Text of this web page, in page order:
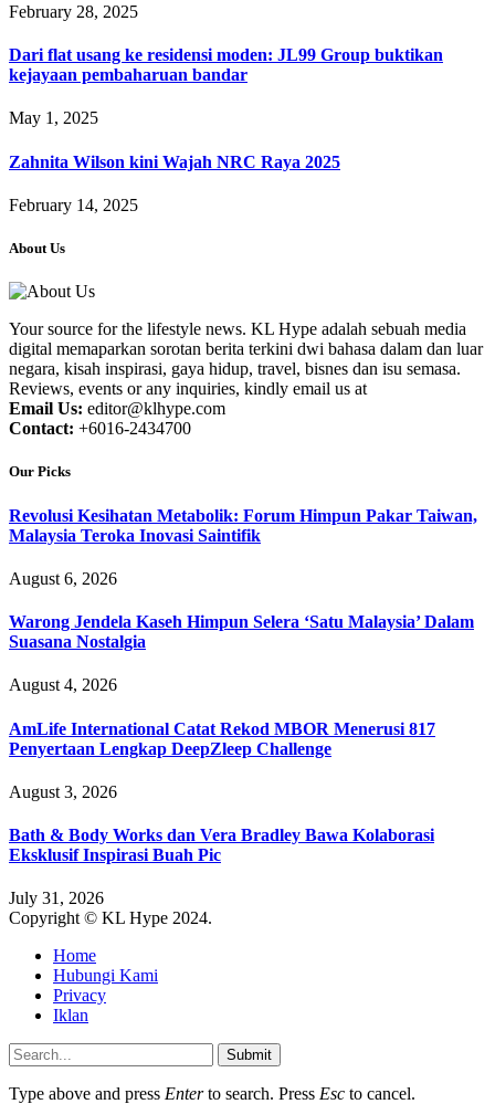
February 28, 2025
Dari flat usang ke residensi moden: JL99 Group buktikan
kejayaan pembaharuan bandar
May 1, 2025
Zahnita Wilson kini Wajah NRC Raya 2025
February 14, 2025
About Us
Your source for the lifestyle news. KL Hype adalah sebuah media
digital memaparkan sorotan berita terkini dwi bahasa dalam dan luar
negara, kisah inspirasi, gaya hidup, travel, bisnes dan isu semasa.
Reviews, events or any inquiries, kindly email us at
Email Us: editor@klhype.com
Contact: +6016-2434700
Our Picks
Revolusi Kesihatan Metabolik: Forum Himpun Pakar Taiwan,
Malaysia Teroka Inovasi Saintifik
August 6, 2026
Warong Jendela Kaseh Himpun Selera ‘Satu Malaysia’ Dalam
Suasana Nostalgia
August 4, 2026
AmLife International Catat Rekod MBOR Menerusi 817
Penyertaan Lengkap DeepZleep Challenge
August 3, 2026
Bath & Body Works dan Vera Bradley Bawa Kolaborasi
Eksklusif Inspirasi Buah Pic
July 31, 2026
Copyright © KL Hype 2024.
Home
Hubungi Kami
Privacy
Iklan
Submit
Type above and press Enterto search. Press Esc to cancel.